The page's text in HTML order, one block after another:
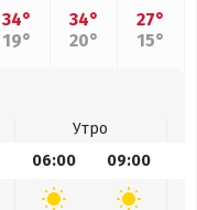
34°
19°
34°
20°
27°
15°
Утро
06:00 09:00